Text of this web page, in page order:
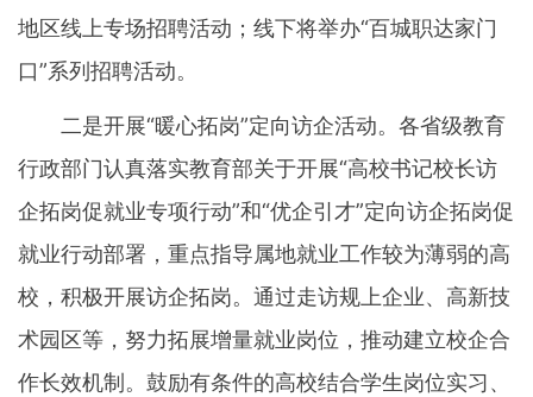
地区线上专场招聘活动；线下将举办“百城职达家门
口”系列招聘活动。
二是开展“暖心拓岗”定向访企活动。各省级教育
行政部门认真落实教育部关于开展“高校书记校长访
企拓岗促就业专项行动”和“优企引才”定向访企拓岗促
就业行动部署，重点指导属地就业工作较为薄弱的高
校，积极开展访企拓岗。通过走访规上企业、高新技
术园区等，努力拓展增量就业岗位，推动建立校企合
作长效机制。鼓励有条件的高校结合学生岗位实习、